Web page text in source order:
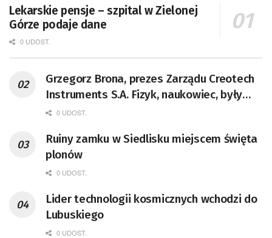
Lekarskie pensje – szpital w Zielonej
Górze podaje dane
0 UDOST.
Grzegorz Brona, prezes Zarządu Creotech
Instruments S.A. Fizyk, naukowiec, były
pracownik CERN w Genewie,
doktor habilitowany nauk fizycznych,
koordynator Rady Sektorowej ds.
Kompetencji Przemysłu Lotniczo-
Badań Kosmicznych i Satelitarnych PAN.
0 UDOST.
Ruiny zamku w Siedlisku miejscem święta
plonów
0 UDOST.
Lider technologii kosmicznych wchodzi do
Lubuskiego
0 UDOST.